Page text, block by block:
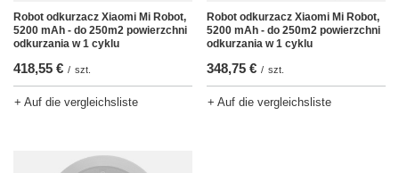
Robot odkurzacz Xiaomi Mi Robot,
5200 mAh - do 250m2 powierzchni
odkurzania w 1 cyklu
418,55 € / szt.
+ Auf die vergleichsliste
Robot odkurzacz Xiaomi Mi Robot,
5200 mAh - do 250m2 powierzchni
odkurzania w 1 cyklu
348,75 € / szt.
+ Auf die vergleichsliste